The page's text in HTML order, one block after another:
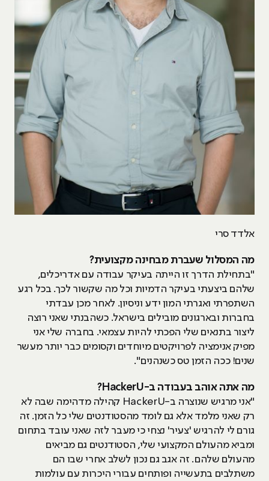
אלדד סרי
מה המסלול שעברת מבחינה מקצועית?
"בתחילת הדרך זו הייתה בעיקר עבודה עם אדריכלים,
שלהם ביצעתי בעיקר הדמיות וכל מה שקשור לכך. בכל רגע
השתפרתי ואגרתי המון ידע וניסיון. לאחר מכן עבדתי
בחברות ובארגונים מובילים בישראל. כשהבנתי שאני רוצה
ליצור בתנאים שלי הפכתי להיות עצמאי. בחברה שלי אני
מפיק אנימציה לפרויקטים מיוחדים וקסומים כבר יותר מעשר
שנים! ככה הזמן טס כשנהנים".
מה אתה אוהב בעבודה ב-HackerU?
"אני מרגיש שנוצרה ב-HackerU קהילה מדהימה שבה לא
רק שאני מלמד אלא גם לומד מהסטודנטים שלי כל הזמן. זה
גורם לי להרגיש 'צעיר' נצחי כי מעבר לזה שאני עובד בתחום
ומביא מהעולם המקצועי שלי, הסטודנטים גם מביאים
מהעולם שלהם. זה אגב גם נכון לשלב אחרי שבו הם
משתלבים בתעשייה ופותחים עבורי היכרות עם עולמות